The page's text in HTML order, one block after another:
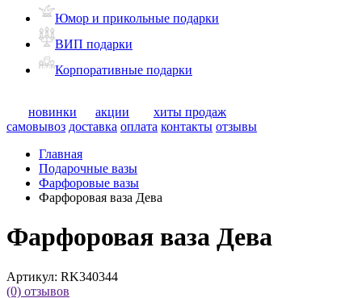
Юмор и прикольные подарки
ВИП подарки
Корпоративные подарки
новинки акции
хиты продаж
самовывоз доставка оплата контакты отзывы
Главная
Подарочные вазы
Фарфоровые вазы
Фарфоровая ваза Дева
Фарфоровая ваза Дева
Артикул: RK340344
(0) отзывов